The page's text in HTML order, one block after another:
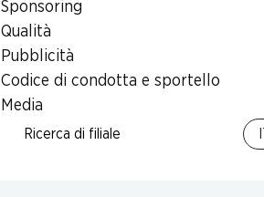
Sponsoring
Qualità
Pubblicità
Codice di condotta e sportello
Media
Ricerca di filiale